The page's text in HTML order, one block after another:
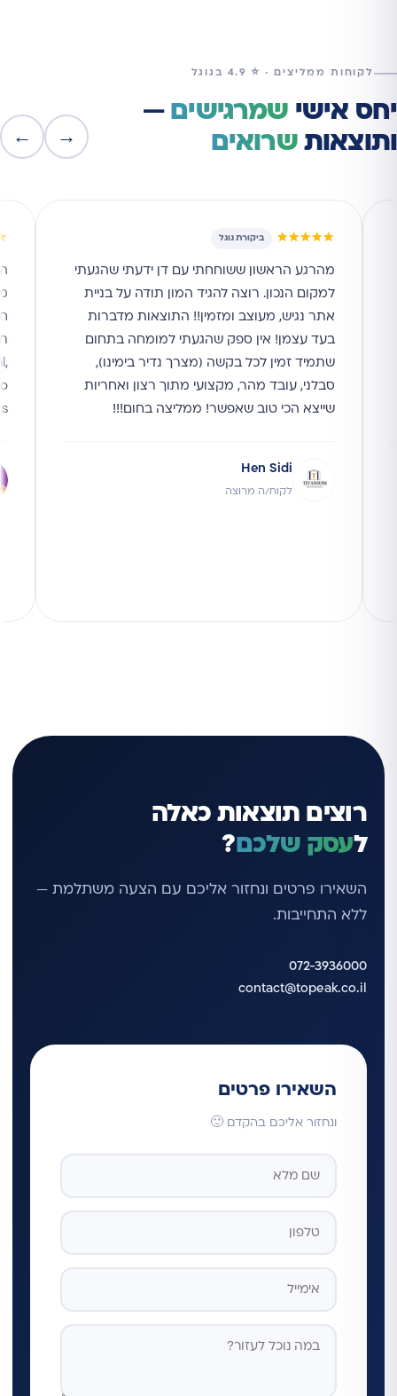
לקוחות ממליצים · ⭐ 4.9 בגוגל
יחס אישי שמרגישים —
ותוצאותשרואים →
←
★★★★★ ביקורת גוגל
מהרגע הראשון ששוחחתי עם דן ידעתי שהגעתי
למקום הנכון. רוצה להגיד המון תודה על בניית
אתר נגיש, מעוצב ומזמין!! התוצאות מדברות
בעד עצמן! אין ספק שהגעתי למומחה בתחום
שתמיד זמין לכל בקשה (מצרך נדיר בימינו),
סבלני, עובד מהר, מקצועי מתוך רצון ואחריות
שייצא הכי טוב שאפשר! ממליצה בחום!!!
Hen Sidi
לקוח/ה מרוצה
רוצים תוצאות כאלה
לעסק שלכם?
השאירו פרטים ונחזור אליכם עם הצעה משתלמת —
ללא התחייבות.
072-3936000
contact@topeak.co.il
השאירו פרטים
ונחזור אליכם בהקדם 🙂